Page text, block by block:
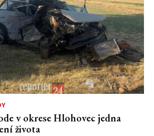
v okrese Hlohovec jedna
života